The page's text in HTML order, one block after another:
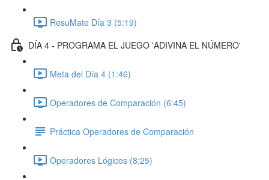
ResuMate Día 3 (5:19)
DÍA 4 - PROGRAMA EL JUEGO 'ADIVINA EL NÚMERO'
Meta del Día 4 (1:46)
Operadores de Comparación (6:45)
Práctica Operadores de Comparación
Operadores Lógicos (8:25)